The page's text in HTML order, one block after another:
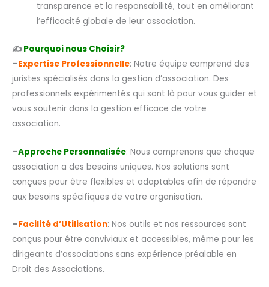
transparence et la responsabilité, tout en améliorant
l’efficacité globale de leur association.
✍️ Pourquoi nous Choisir?
–Expertise Professionnelle: Notre équipe comprend des
juristes spécialisés dans la gestion d’association. Des
professionnels expérimentés qui sont là pour vous guider et
vous soutenir dans la gestion efficace de votre
association.
–Approche Personnalisée: Nous comprenons que chaque
association a des besoins uniques. Nos solutions sont
conçues pour être flexibles et adaptables afin de répondre
aux besoins spécifiques de votre organisation.
–Facilité d’Utilisation: Nos outils et nos ressources sont
conçus pour être conviviaux et accessibles, même pour les
dirigeants d’associations sans expérience préalable en
Droit des Associations.